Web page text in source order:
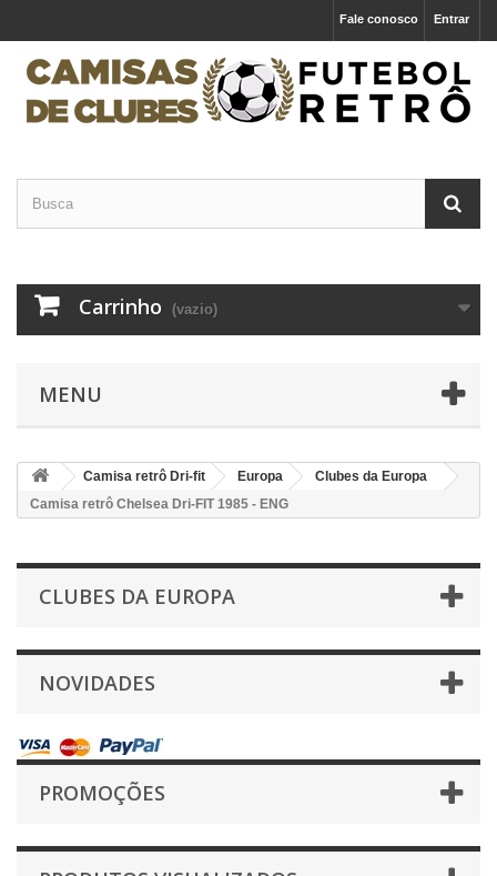
Entrar
Fale conosco
Carrinho (vazio)
MENU
Camisa retrô Dri-fit Europa
Clubes da Europa
Camisa retrô Chelsea Dri-FIT 1985 - ENG
CLUBES DA EUROPA
NOVIDADES
PROMOÇÕES